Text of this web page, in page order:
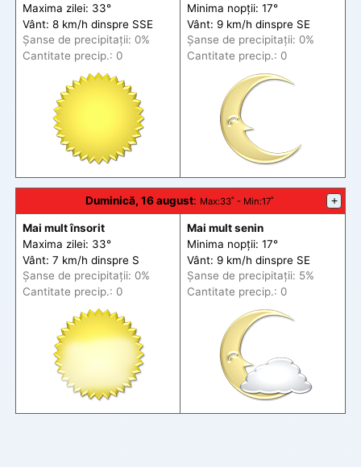
Maxima zilei: 33°
Vânt: 8 km/h dinspre SSE
Șanse de precipitații: 0%
Cantitate precip.: 0
Minima nopții: 17°
Vânt: 9 km/h dinspre SE
Șanse de precipitații: 0%
Cantitate precip.: 0
Duminică, 16 august: Max:33˚ - Min:17˚ +
Mai mult însorit
Maxima zilei: 33°
Vânt: 7 km/h dinspre S
Șanse de precipitații: 0%
Cantitate precip.: 0
Mai mult senin
Minima nopții: 17°
Vânt: 9 km/h dinspre SE
Șanse de precipitații: 5%
Cantitate precip.: 0